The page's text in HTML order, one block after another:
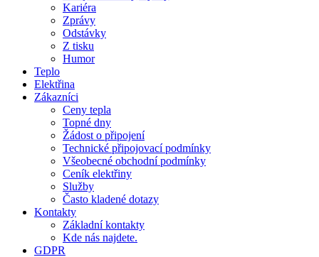
Kariéra
Zprávy
Odstávky
Z tisku
Humor
Teplo
Elektřina
Zákazníci
Ceny tepla
Topné dny
Žádost o připojení
Technické připojovací podmínky
Všeobecné obchodní podmínky
Ceník elektřiny
Služby
Často kladené dotazy
Kontakty
Základní kontakty
Kde nás najdete.
GDPR